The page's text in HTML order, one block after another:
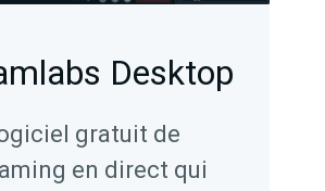
Desktop
gratuit de
en direct qui